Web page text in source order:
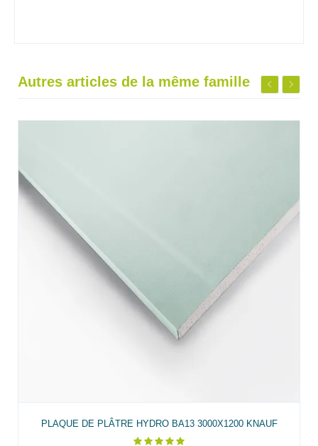
Autres articles de la même famille
PLAQUE DE PLÂTRE HYDRO BA13 3000X1200 KNAUF